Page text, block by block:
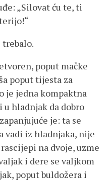
„Silovat ću te, ti
poput mačke
poput tijesta za
je jedna kompaktna
hladnjak da dobro
je: ta se
vadi iz hladnjaka, nije
na dvoje, uzme
i dere se valjkom
poput buldožera i